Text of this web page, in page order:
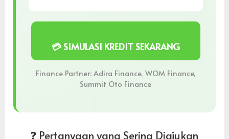
💳 SIMULASI KREDIT SEKARANG
Finance Partner: Adira Finance, WOM Finance,
Summit Oto Finance
❓ Pertanyaan yang Sering Diajukan